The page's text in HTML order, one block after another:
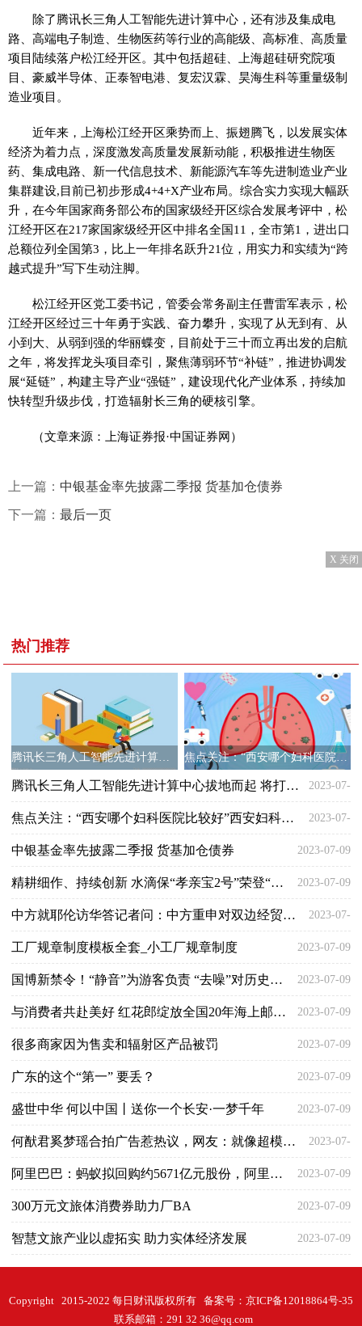
除了腾讯长三角人工智能先进计算中心，还有涉及集成电
路、高端电子制造、生物医药等行业的高能级、高标准、高质量
项目陆续落户松江经开区。其中包括超硅、上海超硅研究院项
目、豪威半导体、正泰智电港、复宏汉霖、昊海生科等重量级制
造业项目。
近年来，上海松江经开区乘势而上、振翅腾飞，以发展实体
经济为着力点，深度激发高质量发展新动能，积极推进生物医
药、集成电路、新一代信息技术、新能源汽车等先进制造业产业
集群建设,目前已初步形成4+4+X产业布局。综合实力实现大幅跃
升，在今年国家商务部公布的国家级经开区综合发展考评中，松
江经开区在217家国家级经开区中排名全国11，全市第1，进出口
总额位列全国第3，比上一年排名跃升21位，用实力和实绩为“跨
越式提升”写下生动注脚。
松江经开区党工委书记，管委会常务副主任曹雷军表示，松
江经开区经过三十年勇于实践、奋力攀升，实现了从无到有、从
小到大、从弱到强的华丽蝶变，目前处于三十而立再出发的启航
之年，将发挥龙头项目牵引，聚焦薄弱环节“补链”，推进协调发
展“延链”，构建主导产业“强链”，建设现代化产业体系，持续加
快转型升级步伐，打造辐射长三角的硬核引擎。
（文章来源：上海证券报·中国证券网）
上一篇： 中银基金率先披露二季报 货基加仓债券
下一篇： 最后一页
X 关闭
热门推荐
腾讯长三角人工智能先进计算中心拔地而起 将打造长三角人工智能产业“新高地” 2023-07-
09
焦点关注：“西安哪个妇科医院比较好”西安妇科医院排名「西安正规妇科医院」? 2023-07-
09
中银基金率先披露二季报 货基加仓债券 2023-07-09
精耕细作、持续创新 水滴保“孝亲宝2号”荣登“年度产品创新榜” 2023-07-09
中方就耶伦访华答记者问：中方重申对双边经贸关系立场，后续双方将保持沟通 2023-07-
09
工厂规章制度模板全套_小工厂规章制度 2023-07-09
国博新禁令！“静音”为游客负责 “去噪”对历史负责 2023-07-09
与消费者共赴美好 红花郎绽放全国20年海上邮轮启航 2023-07-09
很多商家因为售卖和辐射区产品被罚 2023-07-09
广东的这个“第一” 要丢？ 2023-07-09
盛世中华 何以中国丨送你一个长安·一梦千年 2023-07-09
何猷君奚梦瑶合拍广告惹热议，网友：就像超模将鬼丈夫抱在大腿上 2023-07-
09
阿里巴巴：蚂蚁拟回购约5671亿元股份，阿里正考虑是否参与 2023-07-09
300万元文旅体消费券助力厂BA 2023-07-09
智慧文旅产业以虚拓实 助力实体经济发展 2023-07-09
Copyright 2015-2022 每日财讯版权所有 备案号： 京ICP备12018864号-35
联系邮箱：291 32 36@qq.com